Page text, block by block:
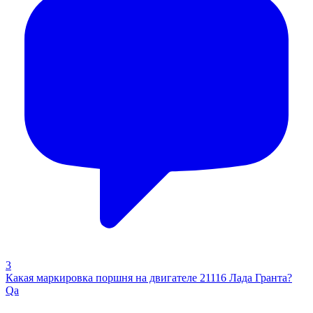
3
Какая маркировка поршня на двигателе 21116 Лада Гранта?
Qa